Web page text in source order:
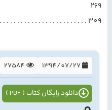
269
. . . . . . . . . . . . . . . . . . . . . . . . 309
1394/07/27
دانلود رایگان کتاب ( PDF )